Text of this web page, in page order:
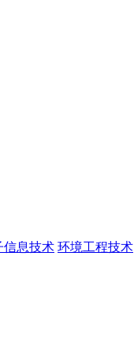
信息技术 环境工程技术